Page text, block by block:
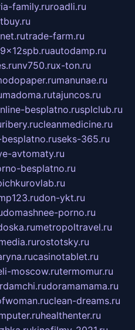
family.ruroadli.ru
trade-farm.ru
autodamp.ru
nv750.rux-ton.ru
manunae.ru
madoma.rutajuncos.ru
besplatno.rusplclub.ru
ribery.rucleanmedicine.ru
seks-365.ru
avtomaty.ru
besplatno.ru
don-ykt.ru
domashnee-porno.ru
metropoltravel.ru
rostotsky.ru
casinotablet.ru
moscow.rutermomur.ru
doramamama.ru
clean-dreams.ru
healthenter.ru